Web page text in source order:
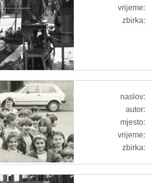
vrijeme:
zbirka:
naslov:
autor:
mjesto:
vrijeme:
zbirka: